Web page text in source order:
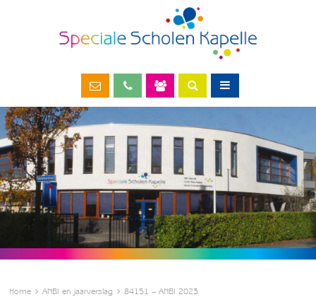
Home ANBI en jaarverslag 84151 – ANBI 2023